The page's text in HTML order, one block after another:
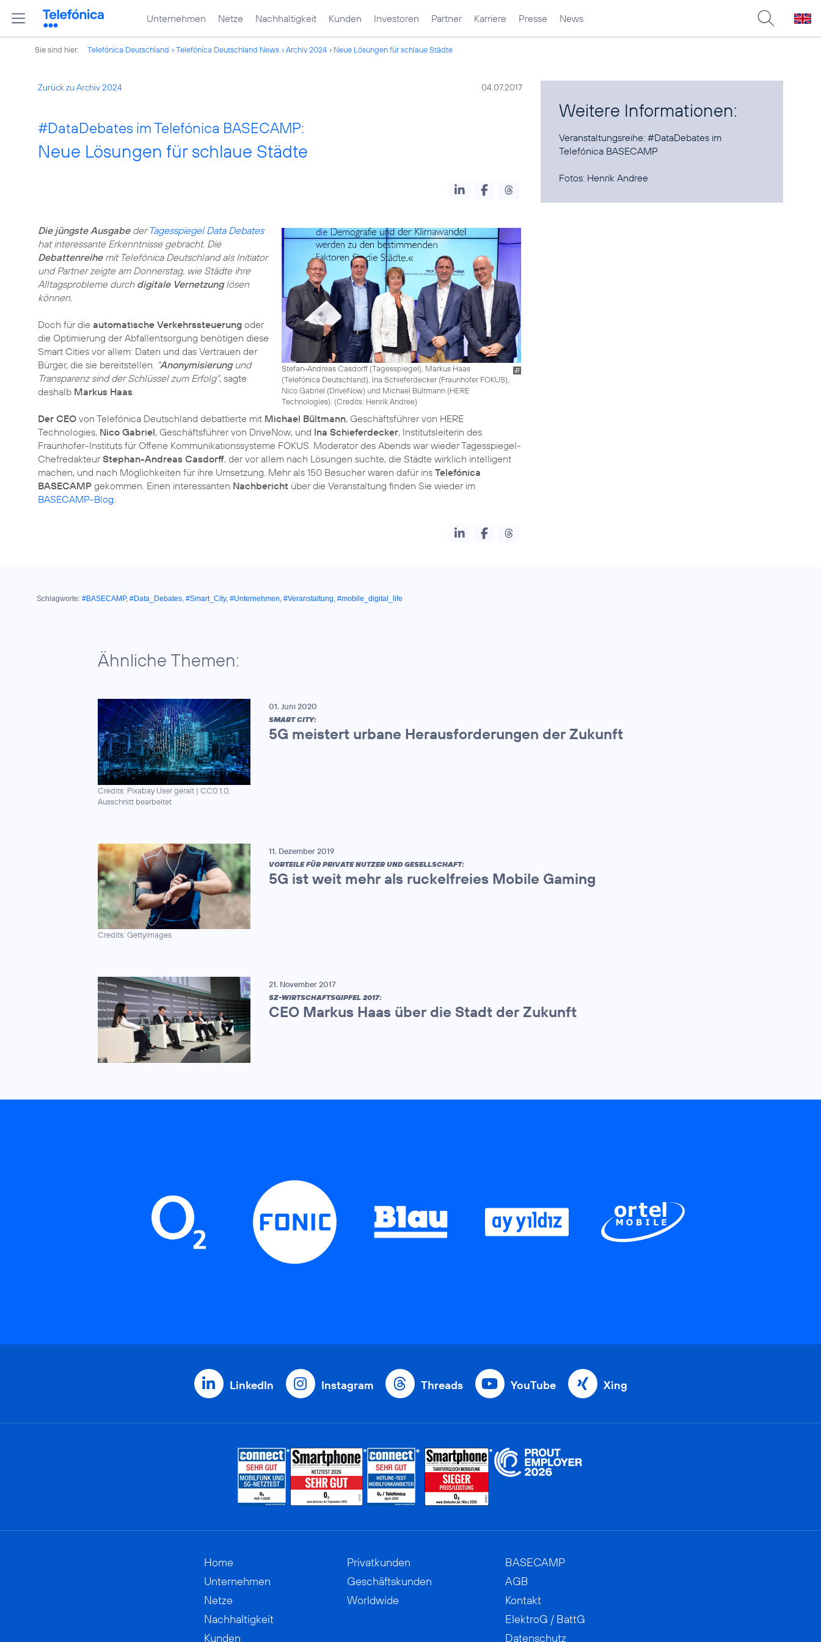
Unternehmen Netze Nachhaltigkeit Kunden Investoren Partner Karriere Presse News
Sie sind hier: Telefónica Deutschland Telefónica Deutschland News Archiv 2024 Neue Lösungen für schlaue Städte
Zurück zu Archiv 2024 04.07.2017
#DataDebates im Telefónica BASECAMP:
Neue Lösungen für schlaue Städte
Stefan-Andreas Casdorff (Tagesspiegel), Markus Haas
(Telefónica Deutschland), Ina Schieferdecker (Fraunhofer FOKUS),
Nico Gabriel (DriveNow) und Michael Bültmann (HERE
Technologies). (Credits: Henrik Andree)
Die jüngste Ausgabeder Tagesspiegel Data Debates
hat interessante Erkenntnisse gebracht. Die
Debattenreihemit Telefónica Deutschland als Initiator
und Partner zeigte am Donnerstag, wie Städte ihre
Alltagsprobleme durch digitale Vernetzunglösen
können.
Doch für die automatische Verkehrssteuerung oder
die Optimierung der Abfallentsorgung benötigen diese
Smart Cities vor allem: Daten und das Vertrauen der
Bürger, die sie bereitstellen. "Anonymisierungund
Transparenz sind der Schlüssel zum Erfolg", sagte
deshalb Markus Haas.
Der CEO von Telefónica Deutschland debattierte mit Michael Bültmann, Geschäftsführer von HERE
Technologies, Nico Gabriel, Geschäftsführer von DriveNow, und Ina Schieferdecker, Institutsleiterin des
Fraunhofer-Instituts für Offene Kommunikationssysteme FOKUS. Moderator des Abends war wieder Tagesspiegel-
ChefredakteurStephan-Andreas Casdorff, der vor allem nach Lösungen suchte, die Städte wirklich intelligent
machen, und nach Möglichkeiten für ihre Umsetzung. Mehr als 150 Besucher waren dafür ins Telefónica
BASECAMP gekommen. Einen interessanten Nachbericht über die Veranstaltung finden Sie wieder im
BASECAMP-Blog.
Weitere Informationen:
Veranstaltungsreihe:#DataDebates im
Telefónica BASECAMP
Fotos: Henrik Andree
Schlagworte: #BASECAMP, #Data_Debates, #Smart_City, #Unternehmen, #Veranstaltung, #mobile_digital_life
Ähnliche Themen:
Credits: Pixabay User geralt | CC0 1.0,
Ausschnitt bearbeitet
01. Juni 2020
SMART CITY:
5G meistert urbane Herausforderungen der Zukunft
Credits: Gettyimages
11. Dezember 2019
VORTEILE FÜR PRIVATE NUTZER UND GESELLSCHAFT:
5G ist weit mehr als ruckelfreies Mobile Gaming
21. November 2017
SZ-WIRTSCHAFTSGIPFEL 2017:
CEO Markus Haas über die Stadt der Zukunft
LinkedIn Instagram Threads YouTube Xing
Home
Unternehmen
Netze
Nachhaltigkeit
Kunden
Privatkunden
Geschäftskunden
Worldwide
BASECAMP
AGB
Kontakt
ElektroG / BattG
Datenschutz